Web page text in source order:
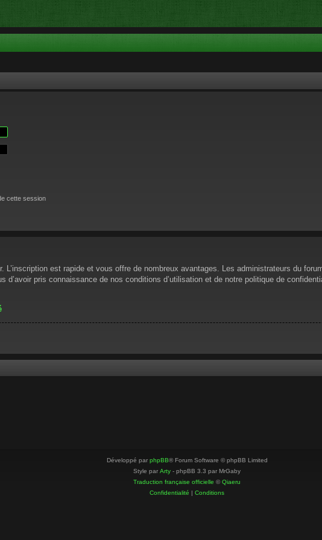
cette session
est rapide et vous offre de nombreux avantages. Les administrateurs du
pris connaissance de nos conditions d’utilisation et de notre politique de
Développé par phpBB® Forum Software © phpBB Limited
Style par Arty - phpBB 3.3 par MrGaby
Traduction française officielle ©Qiaeru
Confidentialité | Conditions